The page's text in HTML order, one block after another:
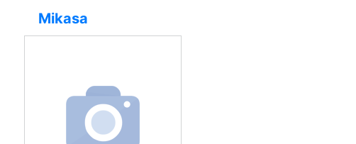
Mikasa